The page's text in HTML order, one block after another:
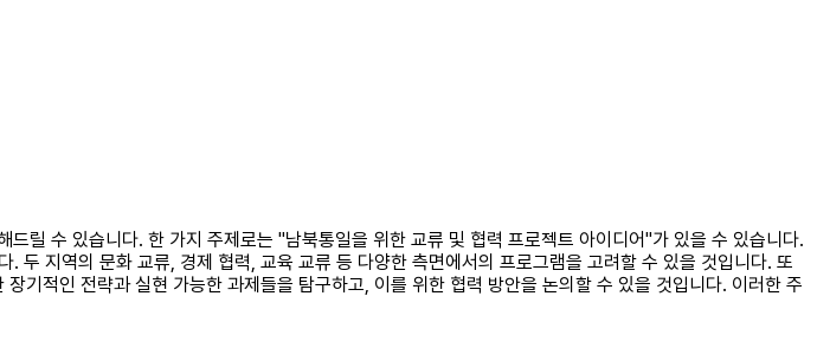
릴 수 있습니다. 한 가지 주제로는 "남북통일을 위한 교류 및 협력 프로젝트 아이디어"가 있을 수 있습니다.
두 지역의 문화 교류, 경제 협력, 교육 교류 등 다양한 측면에서의 프로그램을 고려할 수 있을 것입니다. 또
기적인 전략과 실현 가능한 과제들을 탐구하고, 이를 위한 협력 방안을 논의할 수 있을 것입니다. 이러한 주